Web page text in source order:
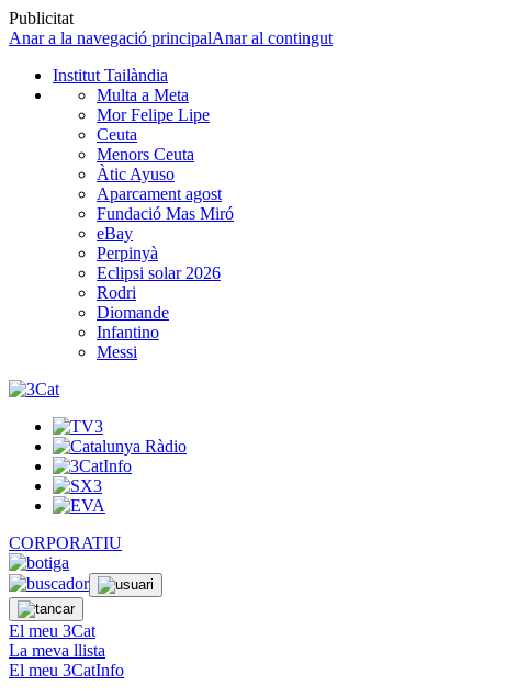
Publicitat
Anar a la navegació principalAnar al contingut
Institut Tailàndia
Multa a Meta
Mor Felipe Lipe
Ceuta
Menors Ceuta
Àtic Ayuso
Aparcament agost
Fundació Mas Miró
eBay
Perpinyà
Eclipsi solar 2026
Rodri
Diomande
Infantino
Messi
CORPORATIU
El meu 3Cat
La meva llista
El meu 3CatInfo